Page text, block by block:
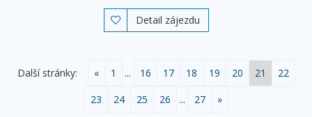
 Detail zájezdu
Další stránky: « 1 ... 16 17 18 19 20 21
22
23
24 25 26 ... 27 »